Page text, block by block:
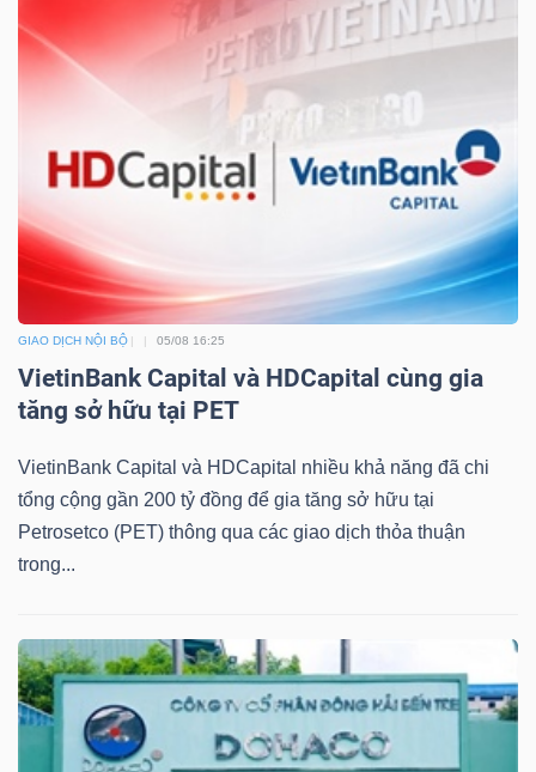
GIAO DỊCH NỘI BỘ 05/08 16:25
VietinBank Capital và HDCapital cùng gia
tăng sở hữu tại PET
VietinBank Capital và HDCapital nhiều khả năng đã chi
tổng cộng gần 200 tỷ đồng để gia tăng sở hữu tại
Petrosetco (PET) thông qua các giao dịch thỏa thuận
trong...